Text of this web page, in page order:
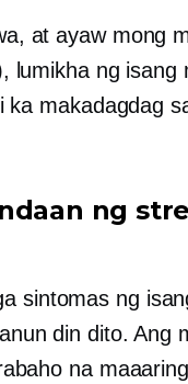
at ayaw mong
lumikha ng isang
ka makadagdag
ng
sintomas ng
din dito. Ang
na